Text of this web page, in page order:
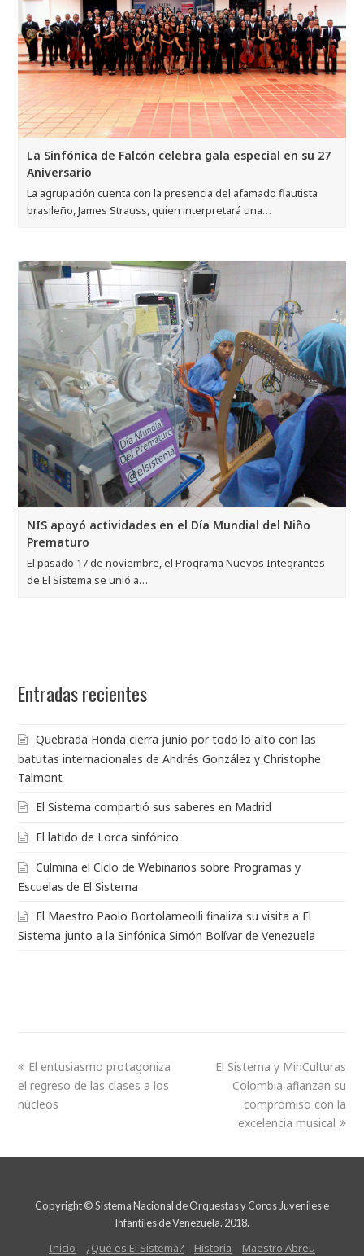
La Sinfónica de Falcón celebra gala especial en su 27
Aniversario
La agrupación cuenta con la presencia del afamado flautista
brasileño, James Strauss, quien interpretará una…
NIS apoyó actividades en el Día Mundial del Niño
Prematuro
El pasado 17 de noviembre, el Programa Nuevos Integrantes
de El Sistema se unió a…
Entradas recientes
Quebrada Honda cierra junio por todo lo alto con las
batutas internacionales de Andrés González y Christophe
Talmont
El Sistema compartió sus saberes en Madrid
El latido de Lorca sinfónico
Culmina el Ciclo de Webinarios sobre Programas y
Escuelas de El Sistema
El Maestro Paolo Bortolameolli finaliza su visita a El
Sistema junto a la Sinfónica Simón Bolívar de Venezuela
El entusiasmo protagoniza
el regreso de las clases a los
núcleos
El Sistema y MinCulturas
Colombia afianzan su
compromiso con la
excelencia musical
Copyright © Sistema Nacional de Orquestas y Coros Juveniles e
Infantiles de Venezuela. 2018.
Inicio ¿Qué es El Sistema? Historia Maestro Abreu